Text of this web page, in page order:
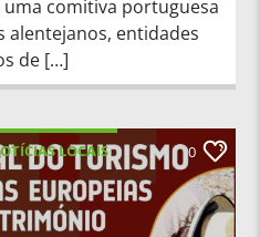
comitiva portuguesa
entidades
de […]
LOCAIS
0